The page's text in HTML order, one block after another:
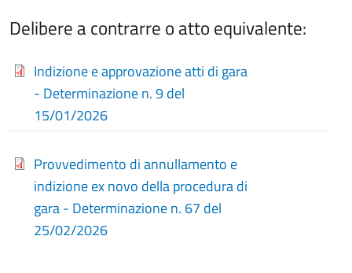
Delibere a contrarre o atto equivalente:
Indizione e approvazione atti di gara
- Determinazione n. 9 del
15/01/2026
Provvedimento di annullamento e
indizione ex novo della procedura di
gara - Determinazione n. 67 del
25/02/2026